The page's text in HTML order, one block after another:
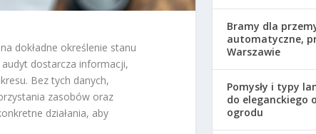
dokładne określenie stanu
audyt dostarcza informacji,
Bez tych danych,
zasobów oraz
działania, aby
Bramy dla
automatyczne,
Warszawie
Pomysły i typy
do eleganckiego
ogrodu